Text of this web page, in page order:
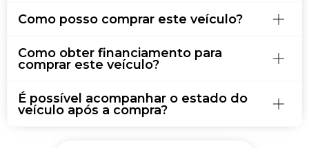
Como posso comprar este veículo?
Como obter financiamento para
comprar este veículo?
É possível acompanhar o estado do
veículo após a compra?